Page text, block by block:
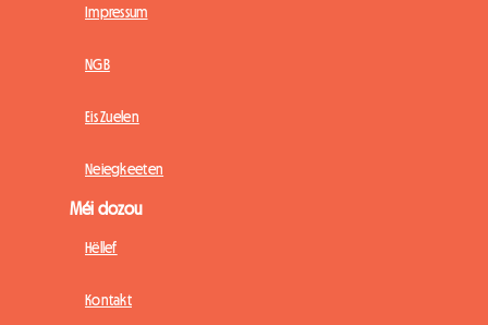
Impressum
NGB
Eis Zuelen
Neiegkeeten
Méi dozou
Hëllef
Kontakt